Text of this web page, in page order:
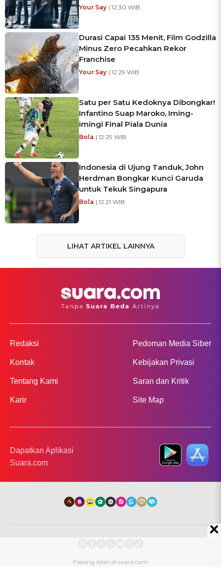
Your Say | 12:30 WIB
Durasi Capai 135 Menit, Film Godzilla
Minus Zero Pecahkan Rekor
Franchise
Your Say | 12:29 WIB
Satu per Satu Kedoknya Dibongkar!
Infantino Suap Maroko, Iming-
imingi Final Piala Dunia
Bola | 12:29 WIB
Indonesia di Ujung Tanduk, John
Herdman Bongkar Kunci Garuda
untuk Tekuk Singapura
Bola | 12:21 WIB
LIHAT ARTIKEL LAINNYA
Redaksi
Kontak
Tentang Kami
Karir
Pedoman Media Siber
Kebijakan Privasi
Saran dan Kritik
Site Map
Dapatkan Aplikasi
Suara.com